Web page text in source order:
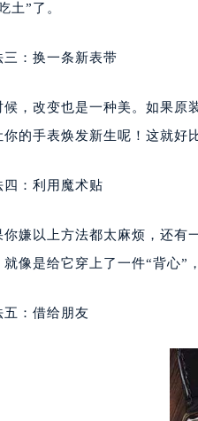
东莞市东城街道鸿
南通市崇川区工农
苏州市苏州工业园
南宁市青秀区金湖
泉州市丰泽区宝洲
青岛市南区山东路
长春市朝阳区西安
昆明市盘龙区北
石家庄市长安区
西安市碑林区南
土”了。
三：换一条新表带
候，改变也是一种美。如果原
你的手表焕发新生呢！这就好
四：利用魔术贴
你嫌以上方法都太麻烦，还
就像是给它穿上了一件“背心”
五：借给朋友